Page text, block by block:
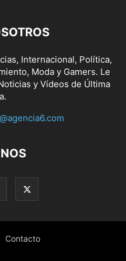
Internacional, Política,
Moda y Gamers. Le
y Vídeos de Última
Contacto